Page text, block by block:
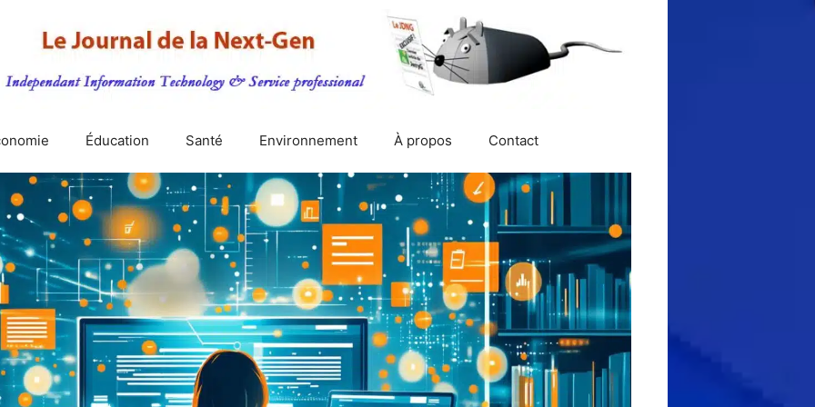
Éducation Santé Environnement À propos Contact